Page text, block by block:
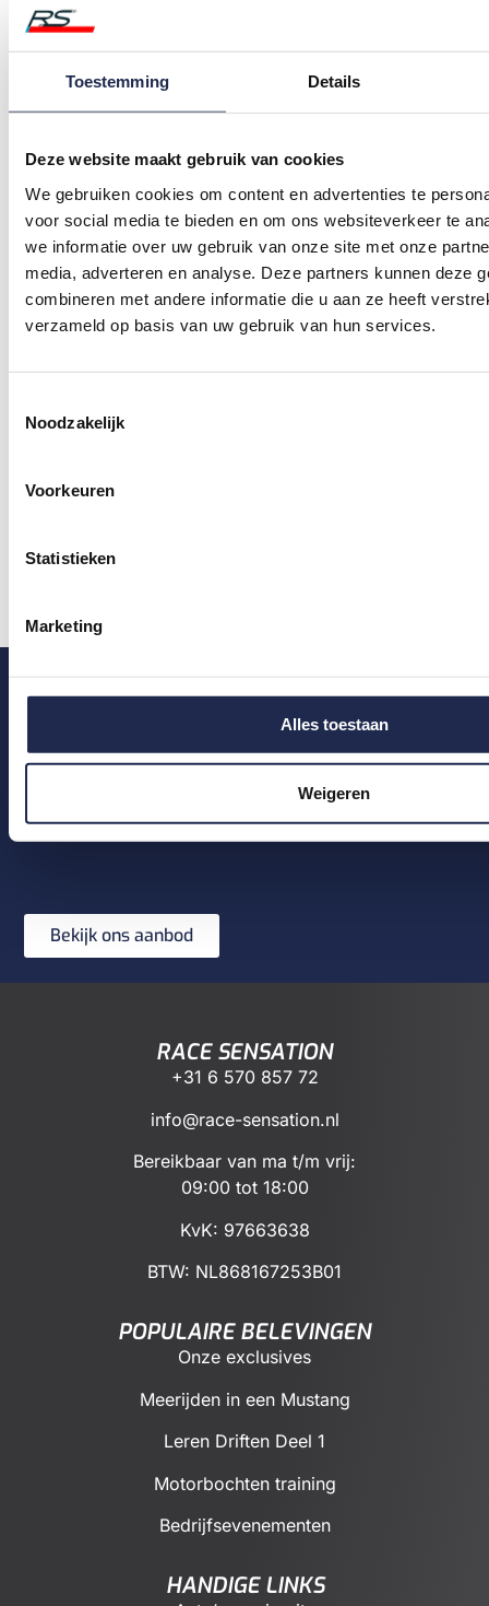
Toestemming Details
Deze website maakt gebruik van cookies
We gebruiken cookies om content en advertenties te
voor social media te bieden en om ons websiteverkeer te
we informatie over uw gebruik van onze site met onze
media, adverteren en analyse. Deze partners kunnen deze
combineren met andere informatie die u aan ze heeft
verzameld op basis van uw gebruik van hun services.
Noodzakelijk
Voorkeuren
Statistieken
Marketing
Alles toestaan
Weigeren
Circuit Zandvoort
Circuit Spa
Aantal personen
Eventuele opmerkingen
JEUKEN JE VINGERS
AL?
Duik in de wereld van race-ervaringen en
Bekijk ons aanbod
RACE SENSATION
+31 6 570 857 72
info@race-sensation.nl
Bereikbaar van ma t/m vrij:
09:00 tot 18:00
KvK: 97663638
BTW: NL868167253B01
POPULAIRE BELEVINGEN
Onze exclusives
Meerijden in een Mustang
Leren Driften Deel 1
Motorbochten training
Bedrijfsevenementen
HANDIGE LINKS